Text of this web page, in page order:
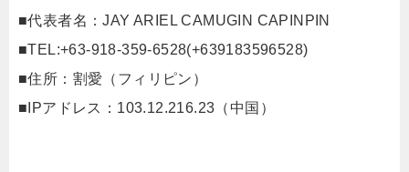
■代表者名：JAY ARIEL CAMUGIN CAPINPIN
■TEL:+63-918-359-6528(+639183596528)
■住所：割愛（フィリピン）
■IPアドレス：103.12.216.23（中国）